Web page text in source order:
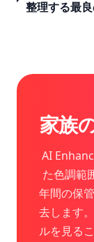
整理する最
家族
AI
た色調範
年間の保
去します
ルを見る